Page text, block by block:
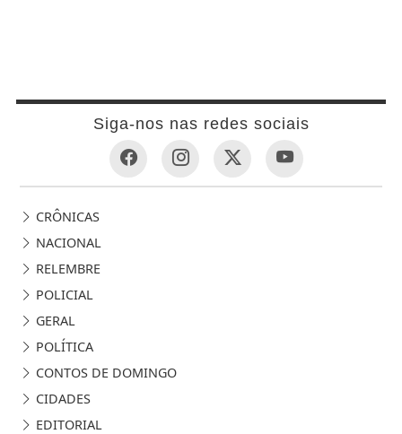
Siga-nos nas redes sociais
CRÔNICAS
NACIONAL
RELEMBRE
POLICIAL
GERAL
POLÍTICA
CONTOS DE DOMINGO
CIDADES
EDITORIAL